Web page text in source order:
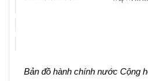
Bản đồ hành chính nước Cộng